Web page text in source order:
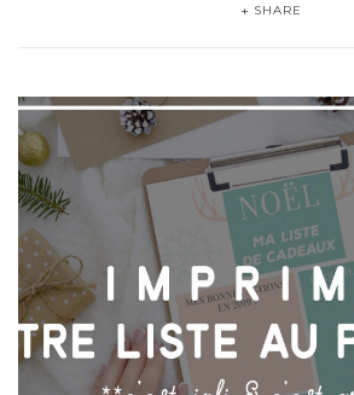
SHARE